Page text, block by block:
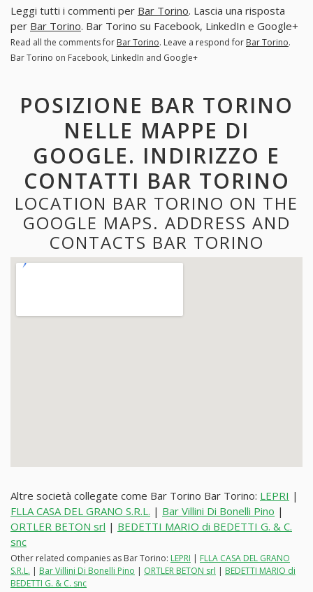
Leggi tutti i commenti per Bar Torino. Lascia una risposta
per Bar Torino. Bar Torino su Facebook, LinkedIn e Google+
Read all the comments for Bar Torino. Leave a respond for Bar Torino.
Bar Torino on Facebook, LinkedIn and Google+
POSIZIONE BAR TORINO
NELLE MAPPE DI
GOOGLE. INDIRIZZO E
CONTATTI BAR TORINO
LOCATION BAR TORINO ON THE
GOOGLE MAPS. ADDRESS AND
CONTACTS BAR TORINO
Altre società collegate come Bar Torino Bar Torino: LEPRI |
FLLA CASA DEL GRANO S.R.L. | Bar Villini Di Bonelli Pino |
ORTLER BETON srl | BEDETTI MARIO di BEDETTI G. & C.
snc
Other related companies as Bar Torino: LEPRI | FLLA CASA DEL GRANO
S.R.L. | Bar Villini Di Bonelli Pino | ORTLER BETON srl | BEDETTI MARIO di
BEDETTI G. & C. snc